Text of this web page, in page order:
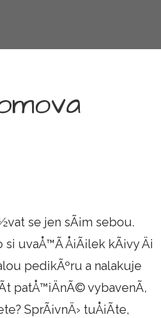
se jen sÃ¡m sebou.
uvaÅ™Ã­ Å¡Ã¡lek kÃ¡vy Äi
pedikÃºru a nalakuje
patÅ™iÄnÃ© vybavenÃ­,
SprÃ¡vnÄ› tuÅ¡Ã­te,